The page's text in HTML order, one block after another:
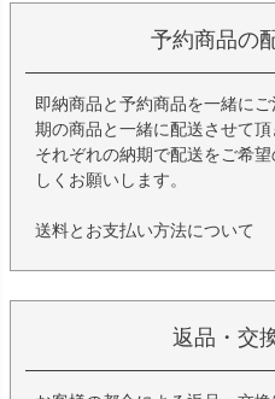
予約商品の
即納商品と予約商品を一緒に
期の商品と一緒に配送させて頂
それぞれの納期で配送をご希
しくお願いします。
送料とお支払い方法について
返品・交